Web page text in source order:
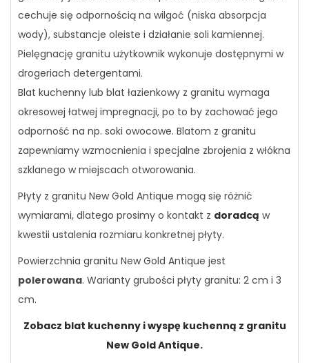
cechuje się odpornością na wilgoć (niska absorpcja
wody), substancje oleiste i działanie soli kamiennej.
Pielęgnację granitu użytkownik wykonuje dostępnymi w
drogeriach detergentami.
Blat kuchenny lub blat łazienkowy z granitu wymaga
okresowej łatwej impregnacji, po to by zachować jego
odporność na np. soki owocowe. Blatom z granitu
zapewniamy wzmocnienia i specjalne zbrojenia z włókna
szklanego w miejscach otworowania.
Płyty z granitu New Gold Antique mogą się różnić
wymiarami, dlatego prosimy o kontakt z doradcą w
kwestii ustalenia rozmiaru konkretnej płyty.
Powierzchnia granitu New Gold Antique jest
polerowana. Warianty grubości płyty granitu: 2 cm i 3
cm.
Zobacz blat kuchenny i wyspę kuchenną z granitu
New Gold Antique.